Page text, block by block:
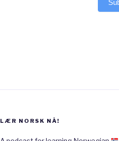
LÆR NORSK NÅ!